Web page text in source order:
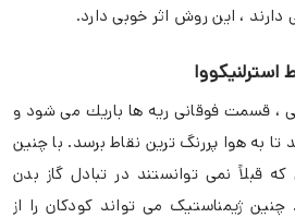
، این روش اثر خوبی دارد.
، قسمت فوقانی ریه ها باریك می شود و
تا به هوا پررنگ ترین نقاط برسد. با چنین
قبلاً نمی توانستند در تبادل گاز بدن
ژیمناستیک می تواند کودکان را از